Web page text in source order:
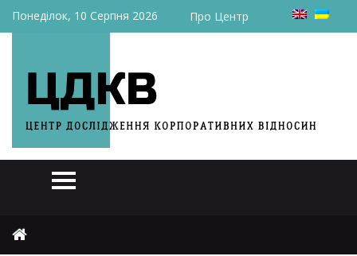
Понеділок, 10 Серпня 2026 Про Центр
За «Павлоградуголь» назначили цену